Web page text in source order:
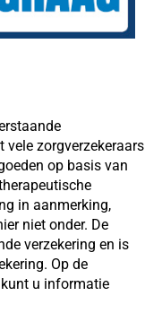
vele zorgverzekeraars
op basis van
in aanmerking,
niet onder. De
verzekering en is
Op de
u informatie